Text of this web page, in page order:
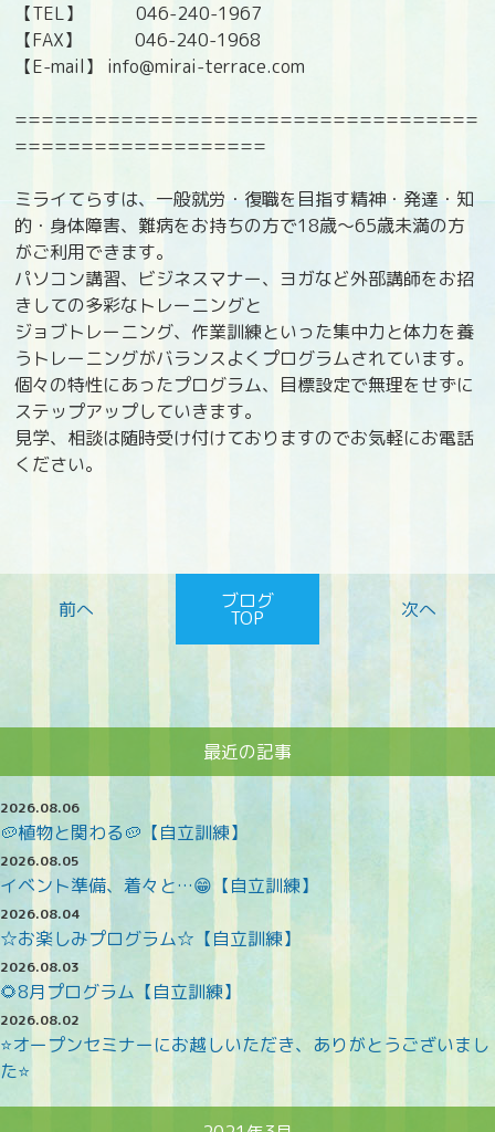
【TEL】 046-240-1967
【FAX】 046-240-1968
【E-mail】 info@mirai-terrace.com
===================================
===================
ミライてらすは、一般就労・復職を目指す精神・発達・知
的・身体障害、難病をお持ちの方で18歳〜65歳未満の方
がご利用できます。
パソコン講習、ビジネスマナー、ヨガなど外部講師をお招
きしての多彩なトレーニングと
ジョブトレーニング、作業訓練といった集中力と体力を養
うトレーニングがバランスよくプログラムされています。
個々の特性にあったプログラム、目標設定で無理をせずに
ステップアップしていきます。
見学、相談は随時受け付けておりますのでお気軽にお電話
ください。
ブログ
TOP
最近の記事
2026.08.06
🥔植物と関わる🥔【自立訓練】
2026.08.05
イベント準備、着々と…😁【自立訓練】
2026.08.04
☆お楽しみプログラム☆【自立訓練】
2026.08.03
🌻8月プログラム【自立訓練】
2026.08.02
⭐オープンセミナーにお越しいただき、ありがとうございまし
た⭐